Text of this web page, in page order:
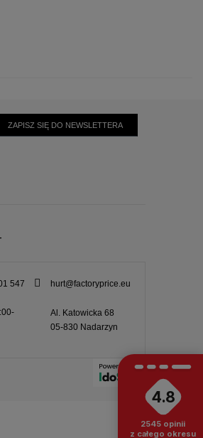
ZAPISZ SIĘ DO NEWSLETTERA
547
hurt@factoryprice.eu
Al. Katowicka 68
05-830 Nadarzyn
4.8
2545 opinii
z całego okresu